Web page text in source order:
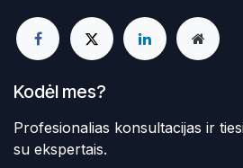
Kodėl mes?
Profesionalias konsultacijas ir
su ekspertais.